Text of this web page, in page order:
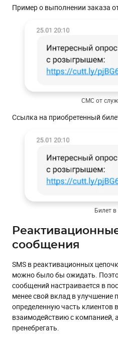
Пример о выполнении заказа
СМС от
Ссылка на приобретенный
Билет
сообщения
SMS в реактивационных
можно было бы ожидать.
сообщений настраивается в
менее свой вклад в улучшение
определенную часть клиентов
взаимодействию с компанией,
пренебрегать.